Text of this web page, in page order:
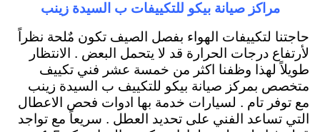
مراكز صيانة بيكو للتكييفات ب السيدة زينب
حاجتنا لتكييفات الهواء بفصل الصيف تكون مٌلحة نظراً
لأرتفاع درجات الحرارة قد لا يتحمل البعض . الانتظار
طويلاً لهذا وظفنا اكثر من خمسة عشر فني تكييف
متخصص بمركز صيانة بيكو للتكييف ب السيدة زينب
مع توفر تام . لسيارات خدمة بها ادوات فحص الاعطال
التي تساعد الفني على تحديد العطل . سريعاً مع تواجد